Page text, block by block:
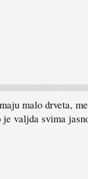
malo drveta,
valjda svima